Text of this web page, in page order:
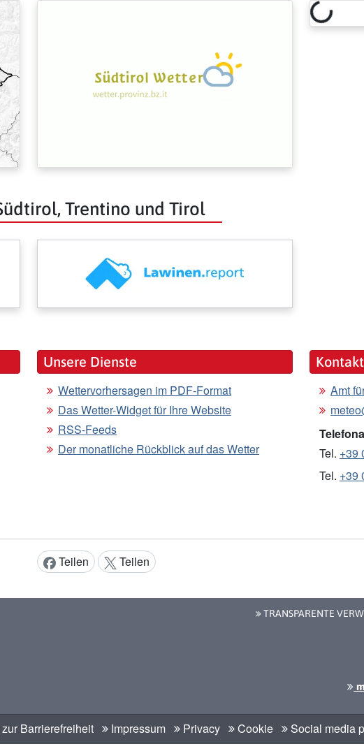
Trentino und Tirol
Unsere Dienste
Wettervorhersagen im PDF-Format
Das Wetter-Widget für Ihre Website
RSS-Feeds
Der monatliche Rückblick auf das Wetter
Kontakt
Amt
Tel. +39
Tel. +39
Inhalt teilen:
Teilen Teilen
TRANSPARENTE
Barrierefreiheit Impressum Privacy Cookie Social media